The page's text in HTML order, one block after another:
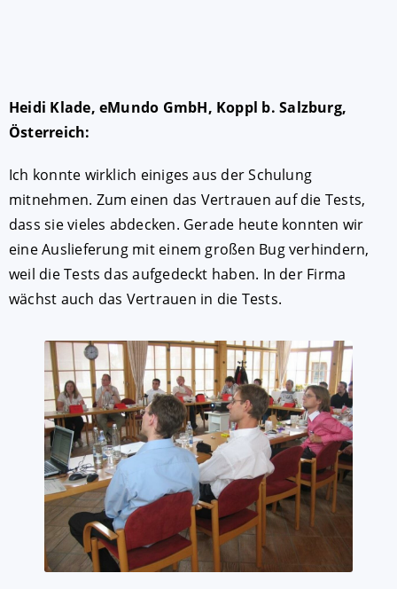
Heidi Klade, eMundo GmbH, Koppl b. Salzburg,
Österreich:
Ich konnte wirklich einiges aus der Schulung
mitnehmen. Zum einen das Vertrauen auf die Tests,
dass sie vieles abdecken. Gerade heute konnten wir
eine Auslieferung mit einem großen Bug verhindern,
weil die Tests das aufgedeckt haben. In der Firma
wächst auch das Vertrauen in die Tests.